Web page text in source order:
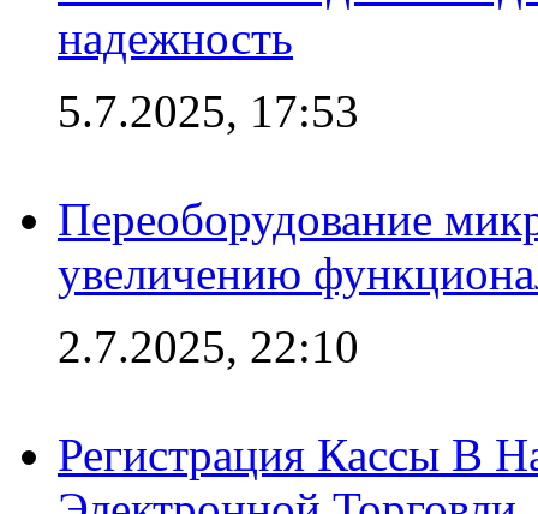
надежность
5.7.2025, 17:53
Переоборудование
увеличению
2.7.2025, 22:10
Регистрация Кассы В